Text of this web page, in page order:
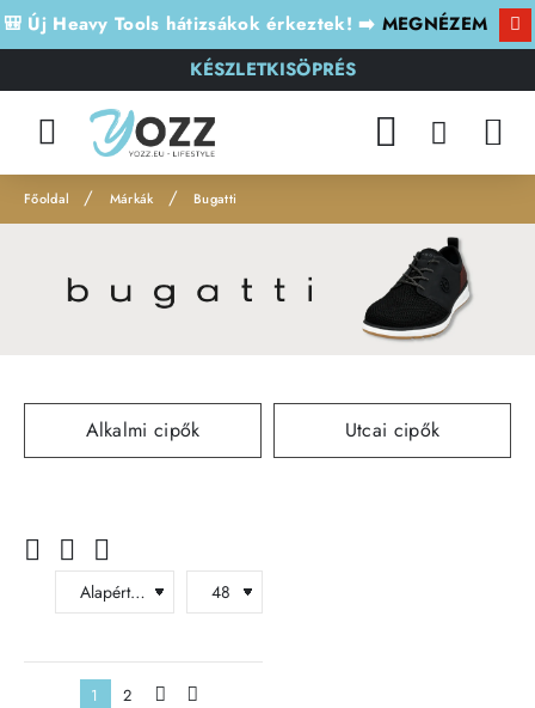
🎒 Új Heavy Tools hátizsákok érkeztek! ➡️ MEGNÉZEM
KÉSZLETKISÖPRÉS
h
Márkák Bugatti
Alkalmi cipők Utcai cipők
1 2 >
>|